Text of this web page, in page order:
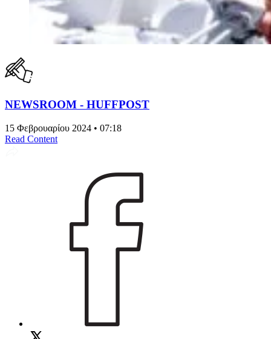
NEWSROOM - HUFFPOST
15 Φεβρουαρίου 2024 • 07:18
Read Content